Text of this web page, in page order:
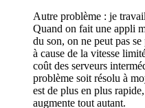
Autre problème : je
Quand on fait une appli
du son, on ne peut pas
à cause de la vitesse
coût des serveurs
problème soit résolu à
est de plus en plus
augmente tout autant.